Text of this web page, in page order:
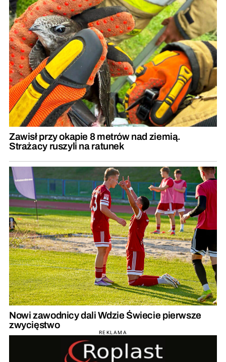
Zawisł przy okapie 8 metrów nad ziemią.
Strażacy ruszyli na ratunek
Nowi zawodnicy dali Wdzie Świecie pierwsze
zwycięstwo
REKLAMA